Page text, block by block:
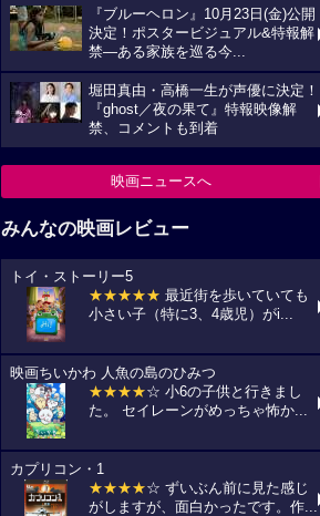
『ブルーヘロン』10月23日(金)公開
決定！ポスタービジュアル&特報解
禁―ある家族を巡る今...
堀田真由・高橋一生が声優に決定！
『ghost／夜の果て』特報映像解
禁、コメントも到着
映画ニュースへ
みんなの映画レビュー
トイ・ストーリー5
★★★★★ 最近街を歩いていても
小さい子（特に3、4歳児）がi...
映画ちいかわ 人魚の島のひみつ
★★★★☆ 小6の子供と行きまし
た。 セイレーンがめっちゃ怖か...
カプリコン・1
★★★★☆ ずいぶん前に見た感じ
がしますが、面白かったです。作...